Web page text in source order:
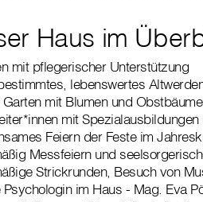
Haus im
mit pflegerischer Unterstützung
lebenswertes
mit Blumen und
mit
Feiern der Feste im
Messfeiern und
Strickrunden, Besuch von
Psychologin im Haus - Mag. Eva